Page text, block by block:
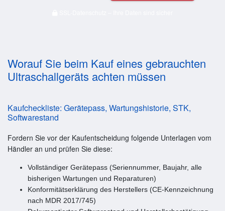
Worauf Sie beim Kauf eines gebrauchten
Ultraschallgeräts achten müssen
Kaufcheckliste: Gerätepass, Wartungshistorie, STK,
Softwarestand
Fordern Sie vor der Kaufentscheidung folgende Unterlagen vom
Händler an und prüfen Sie diese:
Vollständiger Gerätepass (Seriennummer, Baujahr, alle
bisherigen Wartungen und Reparaturen)
Konformitätserklärung des Herstellers (CE-Kennzeichnung
nach MDR 2017/745)